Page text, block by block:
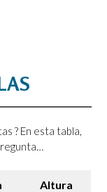
? En esta tabla,
Altura